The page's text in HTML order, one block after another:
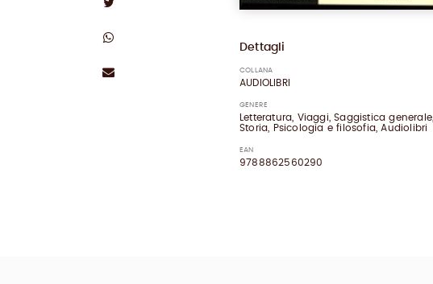
Dettagli
COLLANA
AUDIOLIBRI
GENERE
Letteratura, Viaggi, Saggistica generale,
Storia, Psicologia e filosofia, Audiolibri
EAN
9788862560290